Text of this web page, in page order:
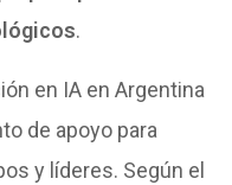
.
en IA en Argentina
de apoyo para
y líderes. Según el